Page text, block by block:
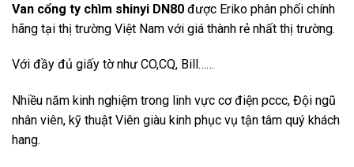
Van cổng ty chìm shinyi DN80 được Eriko phân phối chính
hãng tại thị trường Việt Nam với giá thành rẻ nhất thị trường.
Với đầy đủ giấy tờ như CO,CQ, Bill……
Nhiều năm kinh nghiệm trong linh vực cơ điện pccc, Đội ngũ
nhân viên, kỹ thuật Viên giàu kinh phục vụ tận tâm quý khách
hang.